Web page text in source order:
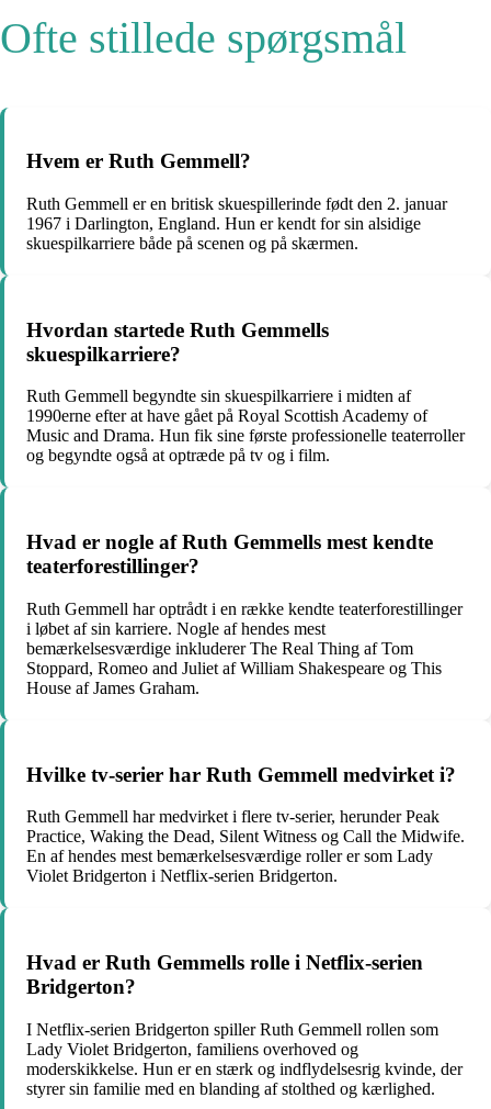
Ofte stillede spørgsmål
Hvem er Ruth Gemmell?
Ruth Gemmell er en britisk skuespillerinde født den 2. januar
1967 i Darlington, England. Hun er kendt for sin alsidige
skuespilkarriere både på scenen og på skærmen.
Hvordan startede Ruth Gemmells
skuespilkarriere?
Ruth Gemmell begyndte sin skuespilkarriere i midten af
1990erne efter at have gået på Royal Scottish Academy of
Music and Drama. Hun fik sine første professionelle teaterroller
og begyndte også at optræde på tv og i film.
Hvad er nogle af Ruth Gemmells mest kendte
teaterforestillinger?
Ruth Gemmell har optrådt i en række kendte teaterforestillinger
i løbet af sin karriere. Nogle af hendes mest
bemærkelsesværdige inkluderer The Real Thing af Tom
Stoppard, Romeo and Juliet af William Shakespeare og This
House af James Graham.
Hvilke tv-serier har Ruth Gemmell medvirket i?
Ruth Gemmell har medvirket i flere tv-serier, herunder Peak
Practice, Waking the Dead, Silent Witness og Call the Midwife.
En af hendes mest bemærkelsesværdige roller er som Lady
Violet Bridgerton i Netflix-serien Bridgerton.
Hvad er Ruth Gemmells rolle i Netflix-serien
Bridgerton?
I Netflix-serien Bridgerton spiller Ruth Gemmell rollen som
Lady Violet Bridgerton, familiens overhoved og
moderskikkelse. Hun er en stærk og indflydelsesrig kvinde, der
styrer sin familie med en blanding af stolthed og kærlighed.